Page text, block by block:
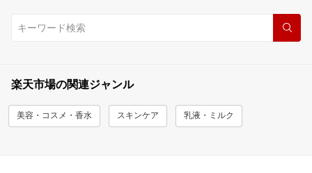
楽天市場の関連ジャンル
美容・コスメ・香水 スキンケア 乳液・ミルク